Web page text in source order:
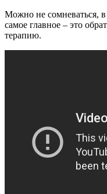
Можно не сомневаться,
самое главное – это
терапию.